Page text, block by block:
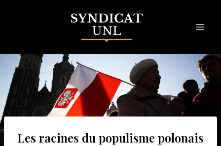
Les racines du populisme polonais